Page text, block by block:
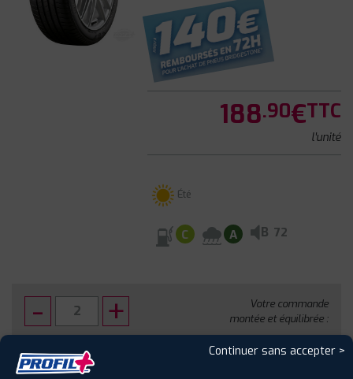
188.90€TTC
l'unité
Été
C A B 72
Votre commande
montée et équilibrée :
424.80€TTC
Continuer sans accepter >